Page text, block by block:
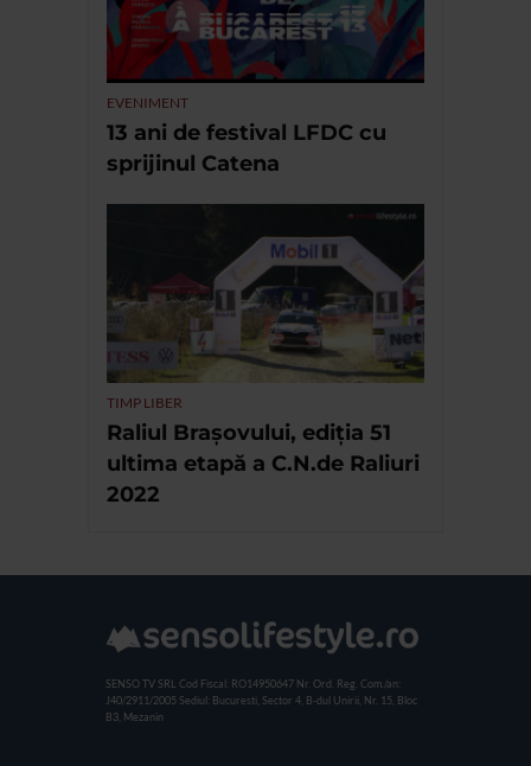
EVENIMENT
13 ani de festival LFDC cu
sprijinul Catena
TIMP LIBER
Raliul Brașovului, ediția 51
ultima etapă a C.N.de Raliuri
2022
SENSO TV SRL Cod Fiscal: RO14950647 Nr. Ord. Reg. Com./an:
J40/2911/2005 Sediul: Bucuresti, Sector 4, B-dul Unirii, Nr. 15, Bloc
B3, Mezanin